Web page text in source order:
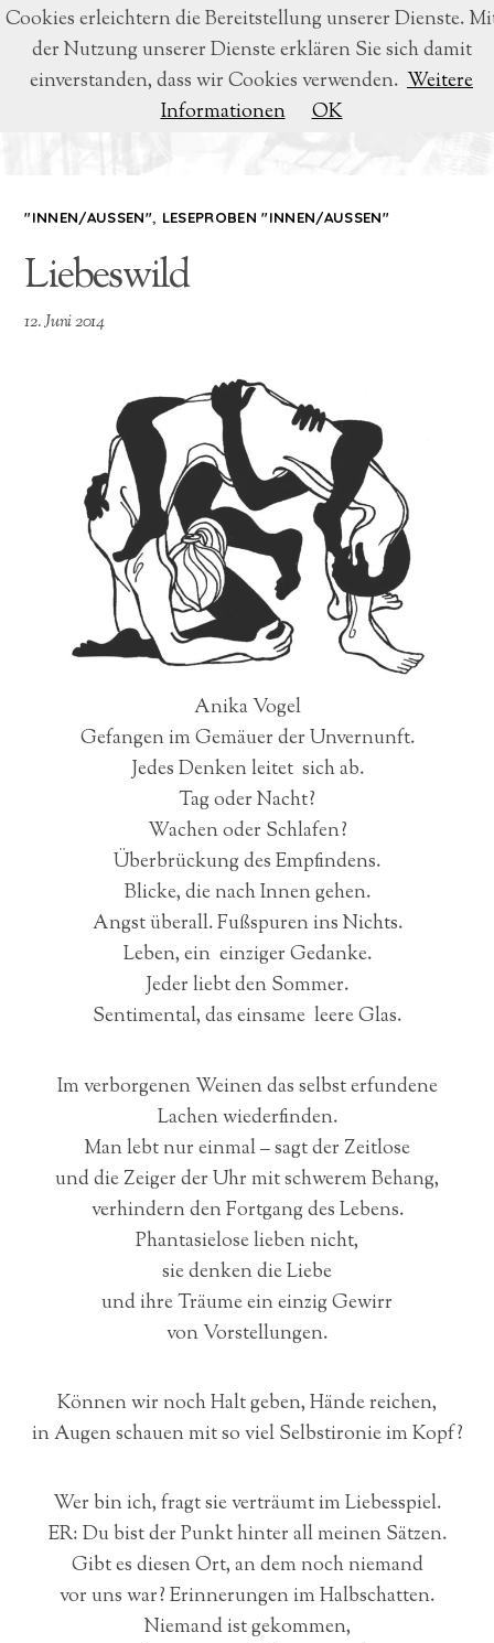
BEATRICE VOIGT
LYRIK & LITERATUR
"INNEN/AUSSEN", LESEPROBEN "INNEN/AUSSEN"
Liebeswild
12. Juni 2014
Anika Vogel
Gefangen im Gemäuer der Unvernunft.
Jedes Denken leitet sich ab.
Tag oder Nacht?
Wachen oder Schlafen?
Überbrückung des Empfindens.
Blicke, die nach Innen gehen.
Angst überall. Fußspuren ins Nichts.
Leben, ein einziger Gedanke.
Jeder liebt den Sommer.
Sentimental, das einsame leere Glas.
Im verborgenen Weinen das selbst erfundene
Lachen wiederfinden.
Man lebt nur einmal – sagt der Zeitlose
und die Zeiger der Uhr mit schwerem Behang,
verhindern den Fortgang des Lebens.
Phantasielose lieben nicht,
sie denken die Liebe
und ihre Träume ein einzig Gewirr
von Vorstellungen.
Können wir noch Halt geben, Hände reichen,
in Augen schauen mit so viel Selbstironie im Kopf?
Wer bin ich, fragt sie verträumt im Liebesspiel.
ER: Du bist der Punkt hinter all meinen Sätzen.
Gibt es diesen Ort, an dem noch niemand
vor uns war? Erinnerungen im Halbschatten.
Niemand ist gekommen,
Cookies erleichtern die Bereitstellung unserer Dienste.
der Nutzung unserer Dienste erklären Sie sich damit
einverstanden, dass wir Cookies verwenden. Weitere
Informationen
OK